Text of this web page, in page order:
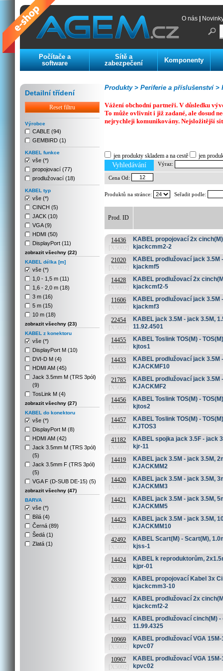
O nás
Počítače a
software
Sítě a
zabezpečení
Komponenty
Detailní třídení
Reset filtru
Výrobce
CABLE (94)
GEMBIRD (1)
KABEL funkce
vše (*)
propojovací (77)
prodlužovací (18)
KABEL typ
vše (*)
CINCH (5)
JACK (10)
VGA (9)
HDMI (50)
DisplayPort (11)
zobrazit všechny (22)
KABEL délka [m]
vše (*)
1,0 - 1,5 m (11)
1,6 - 2,0 m (18)
3 m (16)
5 m (15)
10 m (18)
zobrazit všechny (23)
KABEL z konektoru
vše (*)
DisplayPort M (10)
DVI-D M (4)
HDMI AM (45)
Jack 3.5mm M (TRS 3pól)
(9)
TosLink M (4)
zobrazit všechny (27)
KABEL do konektoru
vše (*)
DisplayPort M (8)
HDMI AM (42)
Jack 3.5mm M (TRS 3pól)
(5)
Jack 3.5mm F (TRS 3pól)
(5)
VGA F (D-SUB DE-15) (5)
zobrazit všechny (47)
BARVA
vše (*)
Bílá (4)
Černá (89)
Šedá (1)
Zlatá (1)
Periferie a příslušenství >
Produkty >
Vážení obchodní partneři. V důsledku
To může ovlivnit i již zadané, ale dosud
nejrychleji komunikovány. Nejsložitější
jen produkty skladem a na cestě jen
Vyhledávání Výraz:
Cena Od:
Produktů na stránce: Seřadit podle:
Prod. ID
14436
[X5002]
KABEL propojovací 2x
kjackcmm2-2
21020
[X5002]
KABEL prodlužovací jack 3.5M
kjackmf5
14428
[X5002]
KABEL prodlužovací 2x
kjackcmf2-5
11606
[X5002]
KABEL prodlužovací jack 3.5M
kjackmf3
22454
[X5002]
KABEL jack 3.5M - jack 3.5M,
11.92.4501
14455
[X5002]
KABEL Toslink TOS(M) -
kjtos1
14433
[X5002]
KABEL prodlužovací jack 3.5M
KJACKMF10
21785
[X5002]
KABEL prodlužovací jack 3.5M
KJACKMF2
14456
[X5002]
KABEL Toslink TOS(M) -
kjtos2
14457
[X5002]
KABEL Toslink TOS(M) -
KJTOS3
41182
[X5002]
KABEL spojka jack 3.5F - jack
kjr-11
14419
[X5002]
KABEL jack 3.5M - jack 3.5M,
KJACKMM2
14420
[X5002]
KABEL jack 3.5M - jack 3.5M,
KJACKMM3
14421
[X5002]
KABEL jack 3.5M - jack 3.5M,
KJACKMM5
14423
[X5002]
KABEL jack 3.5M - jack 3.5M,
KJACKMM10
42492
[X5002]
KABEL Scart(M) - Scart(M),
kjss-1
14424
[X5002]
KABEL k reproduktorům,
kjpr-01
28309
[X5002]
KABEL propojovací Kabel 3x
kjackcmm3-10
14427
[X5002]
KABEL prodlužovací 2x
kjackcmf2-2
14432
[X5002]
KABEL prodlužovací cinch(M) -
11.99.4325
10969
[X5002]
KABEL prodlužovací VGA
kpvc07
10967
[X5002]
KABEL prodlužovací VGA
kpvc02